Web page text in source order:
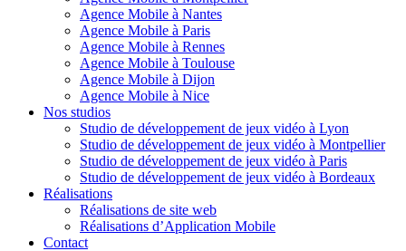
Agence Mobile à Nantes
Agence Mobile à Paris
Agence Mobile à Rennes
Agence Mobile à Toulouse
Agence Mobile à Dijon
Agence Mobile à Nice
Nos studios
Studio de développement de jeux vidéo à Lyon
Studio de développement de jeux vidéo à Montpellier
Studio de développement de jeux vidéo à Paris
Studio de développement de jeux vidéo à Bordeaux
Réalisations
Réalisations de site web
Réalisations d’Application Mobile
Contact